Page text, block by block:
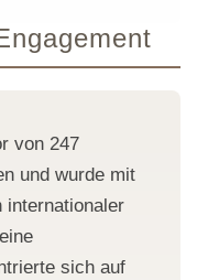
von 247
und wurde mit
internationaler
sich auf